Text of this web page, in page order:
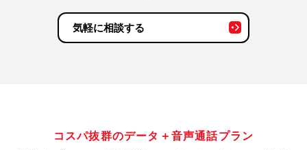
気軽に相談する
コスパ抜群のデータ＋音声通話プラン